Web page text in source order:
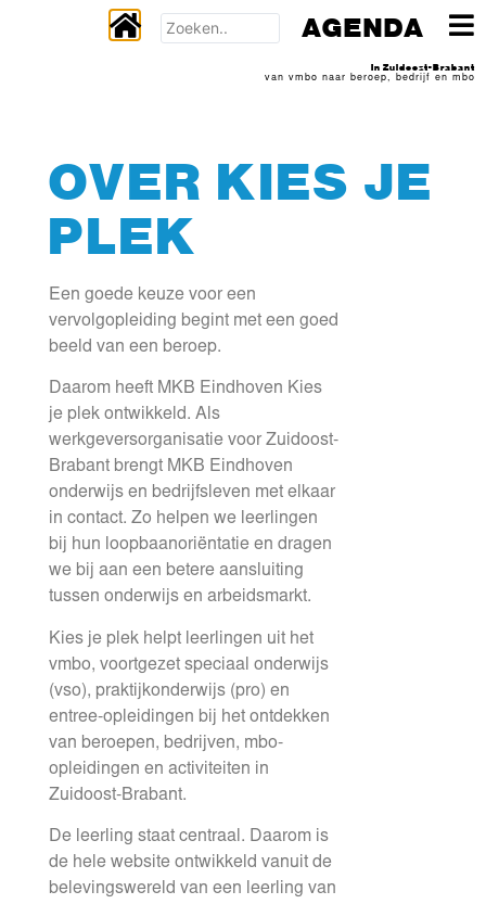
OVER KIES JE
PLEK
Een goede keuze voor een
vervolgopleiding begint met een goed
beeld van een beroep.
Daarom heeft MKB Eindhoven Kies
je plek ontwikkeld. Als
werkgeversorganisatie voor Zuidoost-
Brabant brengt MKB Eindhoven
onderwijs en bedrijfsleven met elkaar
in contact. Zo helpen we leerlingen
bij hun loopbaanoriëntatie en dragen
we bij aan een betere aansluiting
tussen onderwijs en arbeidsmarkt.
Kies je plek helpt leerlingen uit het
vmbo, voortgezet speciaal onderwijs
(vso), praktijkonderwijs (pro) en
entree-opleidingen bij het ontdekken
van beroepen, bedrijven, mbo-
opleidingen en activiteiten in
Zuidoost-Brabant.
De leerling staat centraal. Daarom is
de hele website ontwikkeld vanuit de
belevingswereld van een leerling van
AGENDA
In Zuidoost-Brabant
van vmbo naar beroep, bedrijf en mbo